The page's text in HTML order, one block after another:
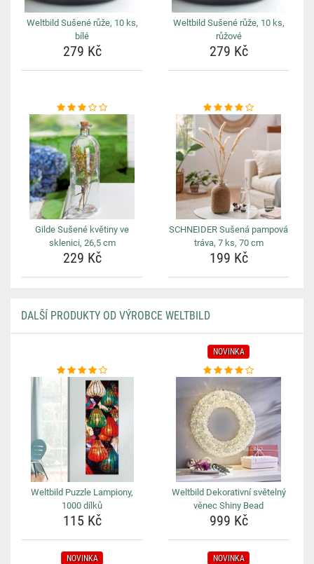
Weltbild Sušené růže, 10 ks,
bílé
279 Kč
Weltbild Sušené růže, 10 ks,
růžové
279 Kč
Gilde Sušené květiny ve
sklenici, 26,5 cm
229 Kč
SCHNEIDER Sušená pampová
tráva, 7 ks, 70 cm
199 Kč
DALŠÍ PRODUKTY OD VÝROBCE WELTBILD
Weltbild Puzzle Lampiony,
1000 dílků
115 Kč
NOVINKA
Weltbild Dekorativní světelný
věnec Shiny Bead
999 Kč
NOVINKA NOVINKA